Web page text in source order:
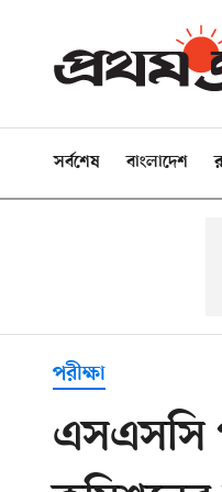
সর্বশেষ বাংলাদেশ
পরীক্ষা
এসএসসি